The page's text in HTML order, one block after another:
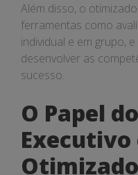
Além disso, o
ferramentas como
individual e em grupo,
desenvolver as
sucesso.
O Papel
Executivo